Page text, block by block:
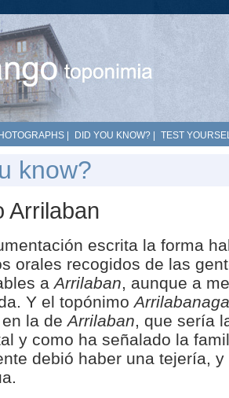
DID YOU KNOW? TEST
know?
Arrilaban
escrita la forma
orales recogidos de las
aArrilaban, aunque a
Y el topónimoArrilabanaga
en la deArrilaban, que sería
y como ha señalado la
debió haber una tejería,